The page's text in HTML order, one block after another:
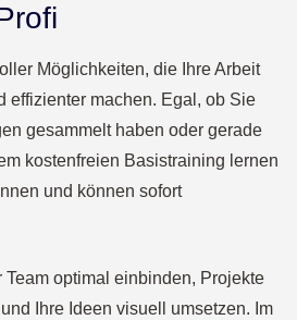
Möglichkeiten, die Ihre Arbeit
effizienter machen. Egal, ob Sie
gesammelt haben oder gerade
kostenfreien Basistraining lernen
und können sofort
Team optimal einbinden, Projekte
Ihre Ideen visuell umsetzen. Im